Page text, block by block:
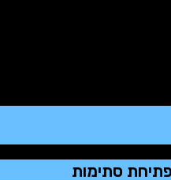
סתימות